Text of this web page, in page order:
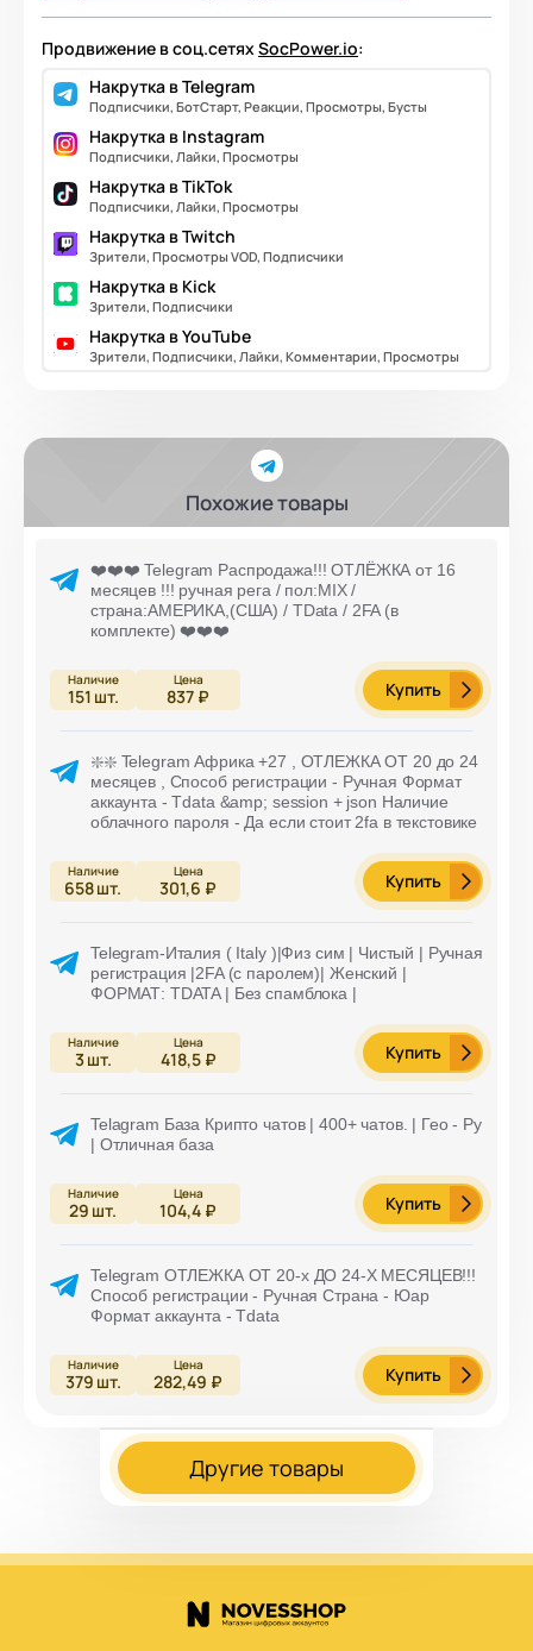
Продвижение в соц.сетяхSocPower.io:
Накрутка в Telegram
Подписчики, БотСтарт, Реакции, Просмотры, Бусты
Накрутка в Instagram
Подписчики, Лайки, Просмотры
Накрутка в TikTok
Подписчики, Лайки, Просмотры
Накрутка в Twitch
Зрители, Просмотры VOD, Подписчики
Накрутка в Kick
Зрители, Подписчики
Накрутка в YouTube
Зрители, Подписчики, Лайки, Комментарии, Просмотры
Похожие товары
❤️❤️❤️ Telegram Распродажа!!! ОТЛЁЖКА от 16
месяцев !!! ручная рега / пол:MIX /
страна:АМЕРИКА,(США) / TData / 2FA (в
комплекте) ❤️❤️❤️
151 шт. 837 ₽ Купить
❇️❇️ Telegram Африка +27 , ОТЛЕЖКА ОТ 20 до 24
месяцев , Способ регистрации - Ручная Формат
аккаунта - Tdata &amp; session + json Наличие
облачного пароля - Да если стоит 2fa в текстовике
658шт. 301,6 ₽ Купить
Telegram-Италия ( Italy )|Физ сим | Чистый | Ручная
регистрация |2FA (с паролем)| Женский |
ФОРМАТ: TDATA | Без спамблока |
3шт. 418,5 ₽ Купить
Telagram База Крипто чатов | 400+ чатов. | Гео - Ру
| Отличная база
29 шт. 104,4 ₽ Купить
Telegram ОТЛЕЖКА ОТ 20-х ДО 24-Х МЕСЯЦЕВ!!!
Способ регистрации - Ручная Страна - Юар
Формат аккаунта - Tdata
379 шт. 282,49 ₽ Купить
Другие товары